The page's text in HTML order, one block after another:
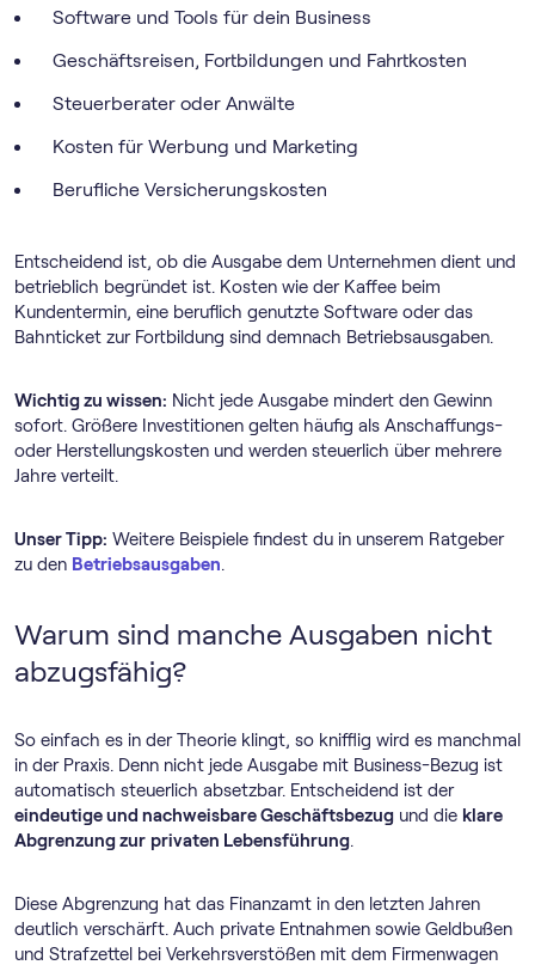
Software und Tools für dein Business
Geschäftsreisen, Fortbildungen und Fahrtkosten
Steuerberater oder Anwälte
Kosten für Werbung und Marketing
Berufliche Versicherungskosten
Entscheidend ist, ob die Ausgabe dem Unternehmen dient und
betrieblich begründet ist. Kosten wie der Kaffee beim
Kundentermin, eine beruflich genutzte Software oder das
Bahnticket zur Fortbildung sind demnach Betriebsausgaben.
Wichtig zu wissen: Nicht jede Ausgabe mindert den Gewinn
sofort. Größere Investitionen gelten häufig als Anschaffungs-
oder Herstellungskosten und werden steuerlich über mehrere
Jahre verteilt.
Unser Tipp: Weitere Beispiele findest du in unserem Ratgeber
zu den Betriebsausgaben.
Warum sind manche Ausgaben nicht
abzugsfähig?
So einfach es in der Theorie klingt, so knifflig wird es manchmal
in der Praxis. Denn nicht jede Ausgabe mit Business-Bezug ist
automatisch steuerlich absetzbar. Entscheidend ist der
eindeutige und nachweisbare Geschäftsbezug und die klare
Abgrenzung zur privaten Lebensführung.
Diese Abgrenzung hat das Finanzamt in den letzten Jahren
deutlich verschärft. Auch private Entnahmen sowie Geldbußen
und Strafzettel bei Verkehrsverstößen mit dem Firmenwagen